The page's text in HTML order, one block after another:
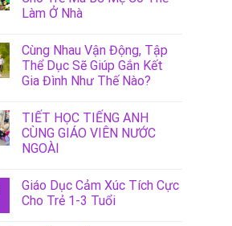
Làm Ở Nhà
Cùng Nhau Vận Động, Tập
Thể Dục Sẽ Giúp Gắn Kết
Gia Đình Như Thế Nào?
TIẾT HỌC TIẾNG ANH
CÙNG GIÁO VIÊN NƯỚC
NGOÀI
Giáo Dục Cảm Xúc Tích Cực
Cho Trẻ 1-3 Tuổi